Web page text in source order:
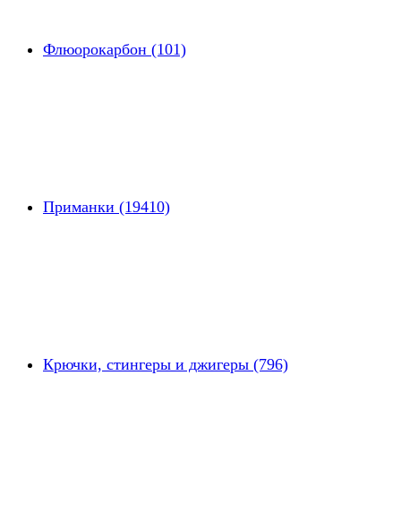
Флюорокарбон (101)
Приманки (19410)
Крючки, стингеры и джигеры (796)